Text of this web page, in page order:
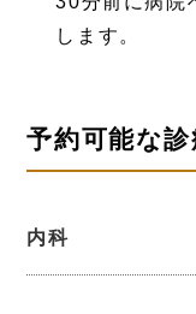
します。
予約可能な
内科